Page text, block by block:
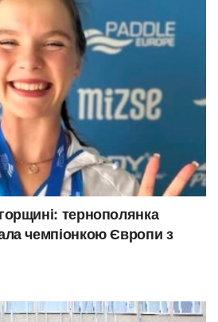
тернополянка
чемпіонкою Європи з